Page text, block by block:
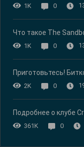
1K 0
Что такое The
1K 0
Приготовьтесь!
2K 0
Подробнее о клубе
361K 0